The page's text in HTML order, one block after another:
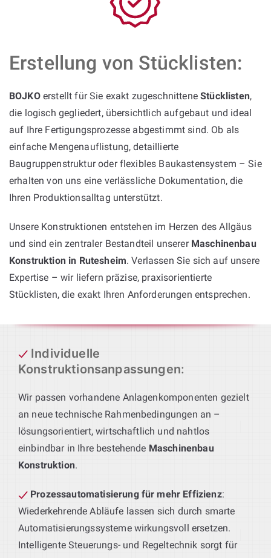
Erstellung von Stücklisten:
BOJKOerstellt für Sie exakt zugeschnitteneStücklisten,
die logisch gegliedert, übersichtlich aufgebaut und ideal
auf Ihre Fertigungsprozesse abgestimmt sind. Ob als
einfache Mengenauflistung, detaillierte
Baugruppenstruktur oder flexibles Baukastensystem – Sie
erhalten von uns eine verlässliche Dokumentation, die
Ihren Produktionsalltag unterstützt.
Unsere Konstruktionen entstehen im Herzen des Allgäus
und sind ein zentraler Bestandteil unserer Maschinenbau
Konstruktion in Rutesheim. Verlassen Sie sich auf unsere
Expertise – wir liefern präzise, praxisorientierte
Stücklisten, die exakt Ihren Anforderungen entsprechen.
Individuelle
Konstruktionsanpassungen:
Wir passen vorhandene Anlagenkomponenten gezielt
an neue technische Rahmenbedingungen an –
lösungsorientiert, wirtschaftlich und nahtlos
einbindbar in Ihre bestehende Maschinenbau
Konstruktion.
Prozessautomatisierung für mehr Effizienz:
Wiederkehrende Abläufe lassen sich durch smarte
Automatisierungssysteme wirkungsvoll ersetzen.
Intelligente Steuerungs- und Regeltechnik sorgt für